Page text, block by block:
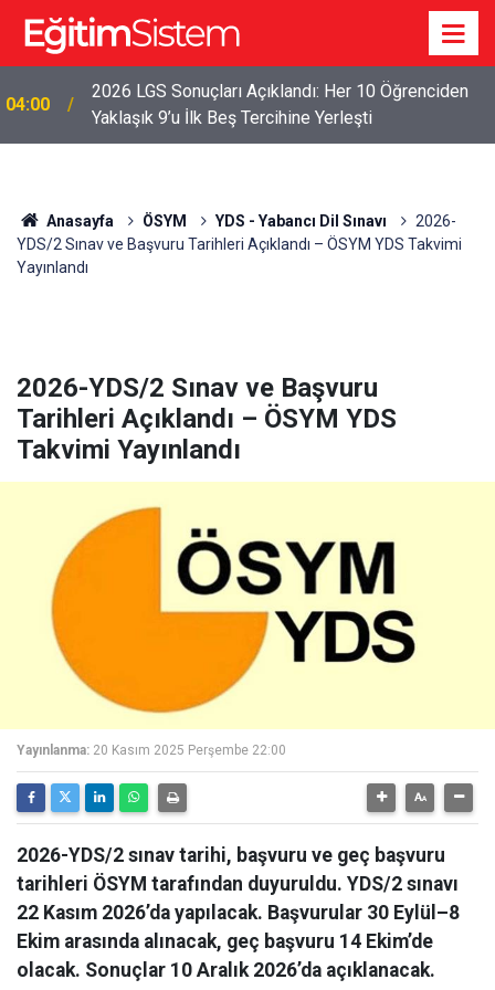
04:00
2026 LGS Sonuçları Açıklandı: Her 10 Öğrenciden
Yaklaşık 9’u İlk Beş Tercihine Yerleşti
Anasayfa ÖSYM YDS - Yabancı Dil Sınavı
2026-
YDS/2 Sınav ve Başvuru Tarihleri Açıklandı – ÖSYM YDS Takvimi
Yayınlandı
2026-YDS/2 Sınav ve Başvuru
Tarihleri Açıklandı – ÖSYM YDS
Takvimi Yayınlandı
Yayınlanma: 20 Kasım 2025 Perşembe 22:00
2026-YDS/2 sınav tarihi, başvuru ve geç başvuru
tarihleri ÖSYM tarafından duyuruldu. YDS/2 sınavı
22 Kasım 2026’da yapılacak. Başvurular 30 Eylül–8
Ekim arasında alınacak, geç başvuru 14 Ekim’de
olacak. Sonuçlar 10 Aralık 2026’da açıklanacak.